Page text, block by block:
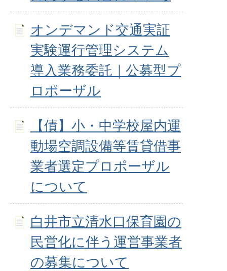
オンデマンド交通実証
実験運行管理システム
導入業務委託｜公募型プ
ロポーザル
【債】小・中学校屋内運
動場空調設備等賃貸借事
業者選定プロポーザル
について
白井市立清水口保育園の
民営化に伴う運営事業者
の募集について